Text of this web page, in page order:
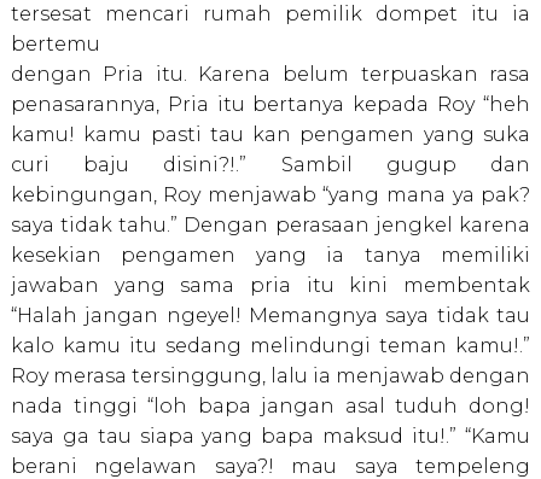
tersesat mencari rumah pemilik dompet itu ia
bertemu
dengan Pria itu. Karena belum terpuaskan rasa
penasarannya, Pria itu bertanya kepada Roy “heh
kamu! kamu pasti tau kan pengamen yang suka
curi baju disini?!.” Sambil gugup dan
kebingungan, Roy menjawab “yang mana ya pak?
saya tidak tahu.” Dengan perasaan jengkel karena
kesekian pengamen yang ia tanya memiliki
jawaban yang sama pria itu kini membentak
“Halah jangan ngeyel! Memangnya saya tidak tau
kalo kamu itu sedang melindungi teman kamu!.”
Roy merasa tersinggung, lalu ia menjawab dengan
nada tinggi “loh bapa jangan asal tuduh dong!
saya ga tau siapa yang bapa maksud itu!.” “Kamu
berani ngelawan saya?! mau saya tempeleng